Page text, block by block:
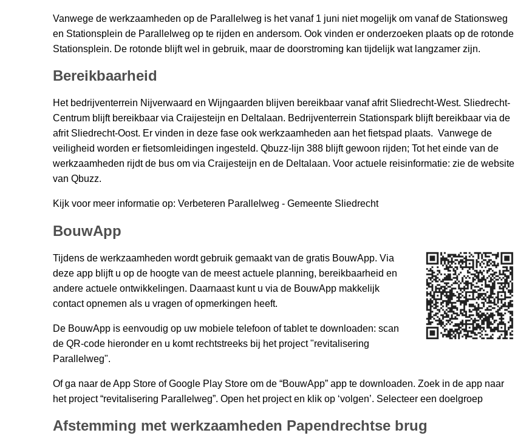
Vanwege de werkzaamheden op de Parallelweg is het vanaf 1 juni niet mogelijk om vanaf de Stationsweg
en Stationsplein de Parallelweg op te rijden en andersom. Ook vinden er onderzoeken plaats op de rotonde
Stationsplein. De rotonde blijft wel in gebruik, maar de doorstroming kan tijdelijk wat langzamer zijn.
Bereikbaarheid
Het bedrijventerrein Nijverwaard en Wijngaarden blijven bereikbaar vanaf afrit Sliedrecht-West. Sliedrecht-
Centrum blijft bereikbaar via Craijesteijn en Deltalaan. Bedrijventerrein Stationspark blijft bereikbaar via de
afrit Sliedrecht-Oost. Er vinden in deze fase ook werkzaamheden aan het fietspad plaats. Vanwege de
veiligheid worden er fietsomleidingen ingesteld. Qbuzz-lijn 388 blijft gewoon rijden; Tot het einde van de
werkzaamheden rijdt de bus om via Craijesteijn en de Deltalaan. Voor actuele reisinformatie: zie de website
van Qbuzz.
Kijk voor meer informatie op: Verbeteren Parallelweg - Gemeente Sliedrecht
BouwApp
Tijdens de werkzaamheden wordt gebruik gemaakt van de gratis BouwApp. Via
deze app blijft u op de hoogte van de meest actuele planning, bereikbaarheid en
andere actuele ontwikkelingen. Daarnaast kunt u via de BouwApp makkelijk
contact opnemen als u vragen of opmerkingen heeft.
De BouwApp is eenvoudig op uw mobiele telefoon of tablet te downloaden: scan
de QR-code hieronder en u komt rechtstreeks bij het project "revitalisering
Parallelweg".
Of ga naar de App Store of Google Play Store om de “BouwApp” app te downloaden. Zoek in de app naar
het project “revitalisering Parallelweg”. Open het project en klik op ‘volgen’. Selecteer een doelgroep
Afstemming met werkzaamheden Papendrechtse brug